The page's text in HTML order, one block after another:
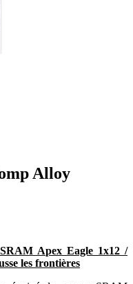
Alloy
Apex Eagle 1x12 /
les frontières